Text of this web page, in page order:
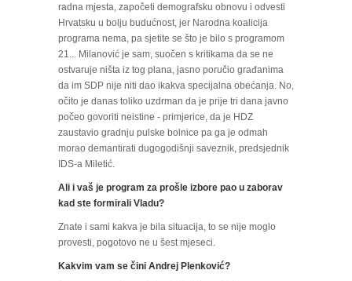
radna mjesta, započeti demografsku obnovu i odvesti
Hrvatsku u bolju budućnost, jer Narodna koalicija
programa nema, pa sjetite se što je bilo s programom
21... Milanović je sam, suočen s kritikama da se ne
ostvaruje ništa iz tog plana, jasno poručio građanima
da im SDP nije niti dao ikakva specijalna obećanja. No,
očito je danas toliko uzdrman da je prije tri dana javno
počeo govoriti neistine - primjerice, da je HDZ
zaustavio gradnju pulske bolnice pa ga je odmah
morao demantirati dugogodišnji saveznik, predsjednik
IDS-a Miletić.
Ali i vaš je program za prošle izbore pao u zaborav
kad ste formirali Vladu?
Znate i sami kakva je bila situacija, to se nije moglo
provesti, pogotovo ne u šest mjeseci.
Kakvim vam se čini Andrej Plenković?